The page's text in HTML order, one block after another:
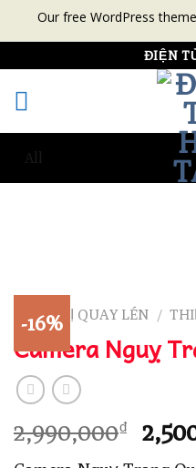
content
ĐIỆN
-16%
THIẾT BỊ QUAY LÉN /
Camera Nguỵ
2,990,000₫
Giá
gốc
Our free WordPress